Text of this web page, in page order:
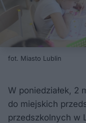
fot. Miasto Lublin
W poniedziałek, 2
do miejskich
przedszkolnych w